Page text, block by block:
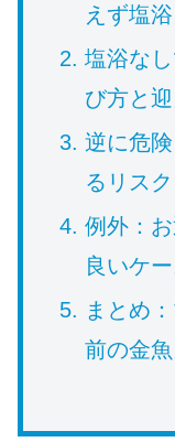
えず塩
塩浴な
び方と
逆に危
るリスク
例外：
良いケ
まとめ
前の金